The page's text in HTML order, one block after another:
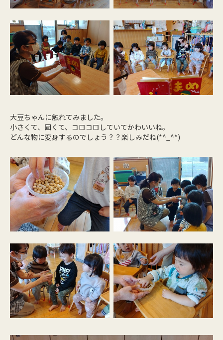
大豆ちゃんに触れてみました。
小さくて、固くて、コロコロしていてかわいいね。
どんな物に変身するのでしょう？？楽しみだね(*^_^*)